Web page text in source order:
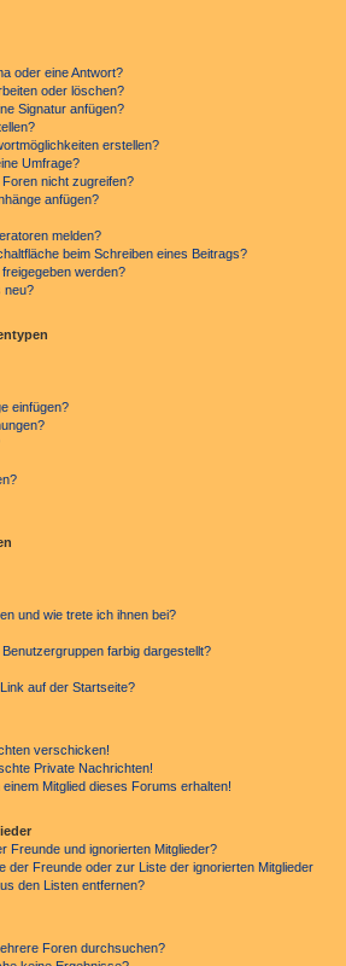
oder eine Antwort?
oder löschen?
Signatur anfügen?
erstellen?
Umfrage?
nicht zugreifen?
anfügen?
melden?
beim Schreiben eines Beitrags?
werden?
neu?
einfügen?
und wie trete ich ihnen bei?
farbig dargestellt?
auf der Startseite?
verschicken!
Private Nachrichten!
Mitglied dieses Forums erhalten!
Freunde und ignorierten Mitglieder?
der Freunde oder zur Liste der ignorierten Mitglieder
den Listen entfernen?
Foren durchsuchen?